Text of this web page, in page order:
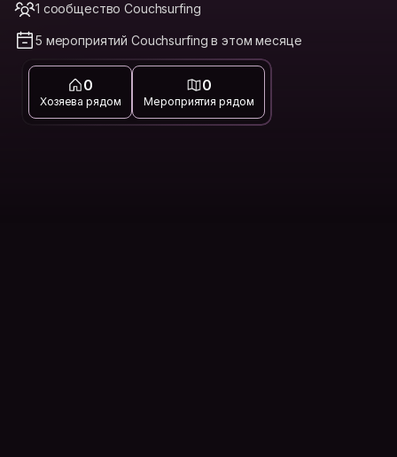
1 сообщество Couchsurfing
5 мероприятий Couchsurfing в этом месяце
0
Хозяева рядом
0
Мероприятия рядом